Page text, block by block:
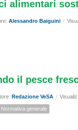
alimentari
Alessandro Baiguini /
il pesce
Redazione VeSA /
Normativa generale